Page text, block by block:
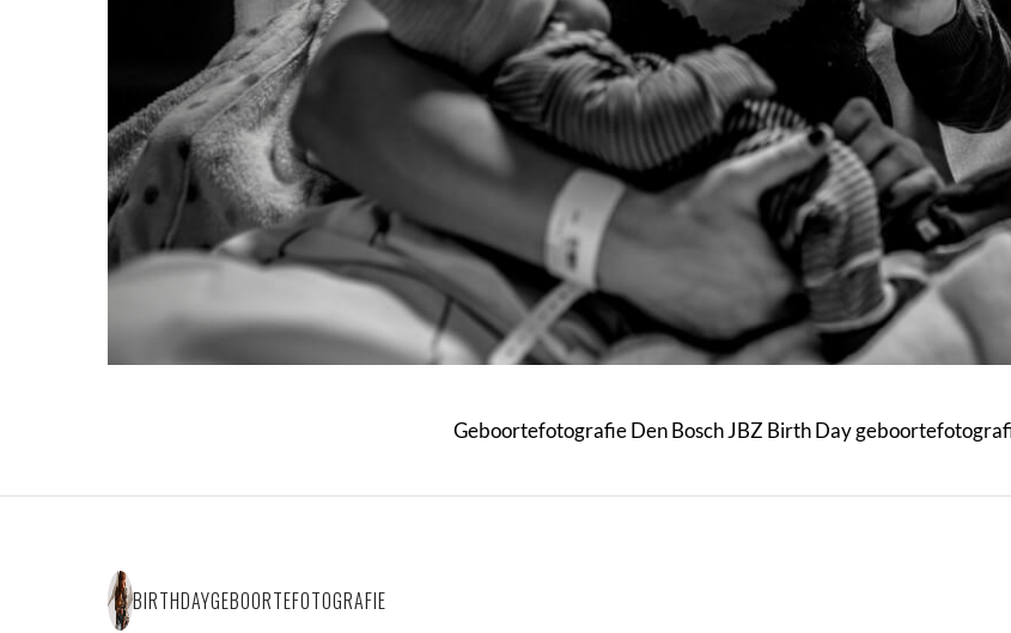
Geboortefotografie Den Bosch JBZ Birth Day
BIRTHDAYGEBOORTEFOTOGRAFIE